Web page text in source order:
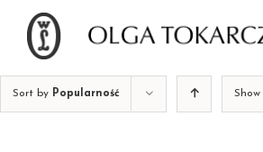
content
Sort by Popularność Show